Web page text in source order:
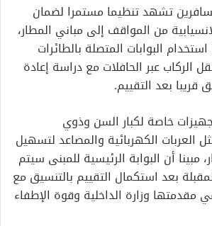
تشهد تنظيما مستمرا لضمان
من المواقف إلى مباني المطار،
استخدام البوابات المتصلة بالطائرات
الركاب عبر الحافلات مع دراسة إعادة
قريبا بعد التقييم.
خاصة لكبار السن وذوي
العربات الكهربائية والمصاعد لتسهيل
أن البوابة الرئيسية للمبنى سيتم
بعد استكمال التقييم بالتنسيق مع
مقدمتها وزارة الداخلية وقوة الإطفاء